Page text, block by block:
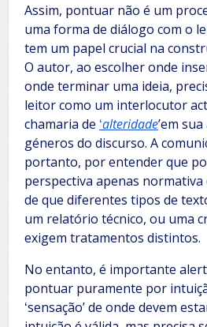
Assim, pontuar não é um
uma forma de diálogo com o
tem um papel crucial na
O autor, ao escolher onde
onde terminar uma ideia,
leitor como um interlocutor
chamaria de ʻalteridadeʼem
géneros do discurso. A
portanto, por entender que
perspectiva apenas
de que diferentes tipos de
um relatório técnico, ou uma
exigem tratamentos distintos.
No entanto, é importante
pontuar puramente por
ʻsensaçãoʼ de onde devem